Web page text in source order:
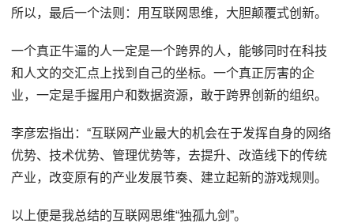
所以，最后一个法则：用互联网思维，大胆颠覆式创新。
一个真正牛逼的人一定是一个跨界的人，能够同时在科技
和人文的交汇点上找到自己的坐标。一个真正厉害的企
业，一定是手握用户和数据资源，敢于跨界创新的组织。
李彦宏指出：“互联网产业最大的机会在于发挥自身的网络
优势、技术优势、管理优势等，去提升、改造线下的传统
产业，改变原有的产业发展节奏、建立起新的游戏规则。
以上便是我总结的互联网思维“独孤九剑”。